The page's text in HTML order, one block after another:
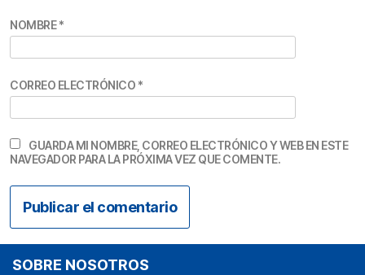
NOMBRE*
CORREO ELECTRÓNICO *
GUARDA MI NOMBRE, CORREO ELECTRÓNICO Y WEB EN ESTE
NAVEGADOR PARA LA PRÓXIMA VEZ QUE COMENTE.
SOBRE NOSOTROS